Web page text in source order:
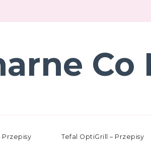
Co
Przepisy Tefal OptiGrill – Przepisy